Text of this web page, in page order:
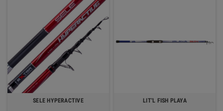
SELE HYPERACTIVE LIT'L FISH PLAYA